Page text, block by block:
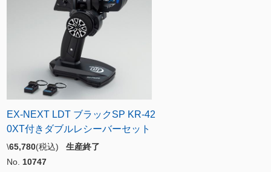
EX-NEXT LDT ブラックSP KR-42
0XT付きダブルレシーバーセット
\65,780(税込) 生産終了
No. 10747